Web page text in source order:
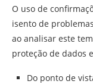
O uso de
isento de
ao analisar este
proteção de dados
Do ponto de